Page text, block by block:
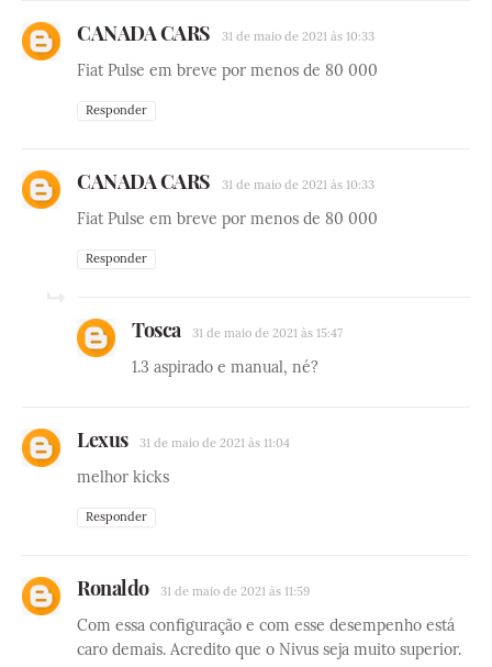
CANADA CARS 31 de maio de 2021 às 10:33
Fiat Pulse em breve por menos de 80 000
Responder
CANADA CARS 31 de maio de 2021 às 10:33
Fiat Pulse em breve por menos de 80 000
Responder
Tosca 31 de maio de 2021 às 15:47
1.3 aspirado e manual, né?
Lexus 31 de maio de 2021 às 11:04
melhor kicks
Responder
Ronaldo 31 de maio de 2021 às 11:59
Com essa configuração e com esse desempenho está
caro demais. Acredito que o Nivus seja muito superior.